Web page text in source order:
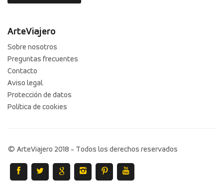
ArteViajero
Sobre nosotros
Preguntas frecuentes
Contacto
Aviso legal
Protección de datos
Política de cookies
© ArteViajero 2018 - Todos los derechos reservados